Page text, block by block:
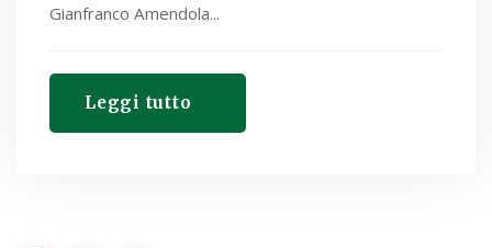
Gianfranco Amendola...
Leggi tutto